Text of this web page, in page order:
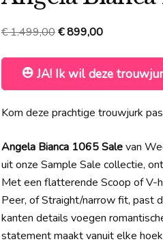
€1.499,00Oorspronkelijke
was:
€899,00Huidige
€ 899,00.
JA! Ik wil deze
Kom deze prachtige trouwjurk
Angela Bianca 1065 Salevan
uit onze Sample Sale collectie,
Met een flatterende Scoop of V-
Peer, of Straight/narrow fit, past
kanten details voegen
statement maakt vanuit elke